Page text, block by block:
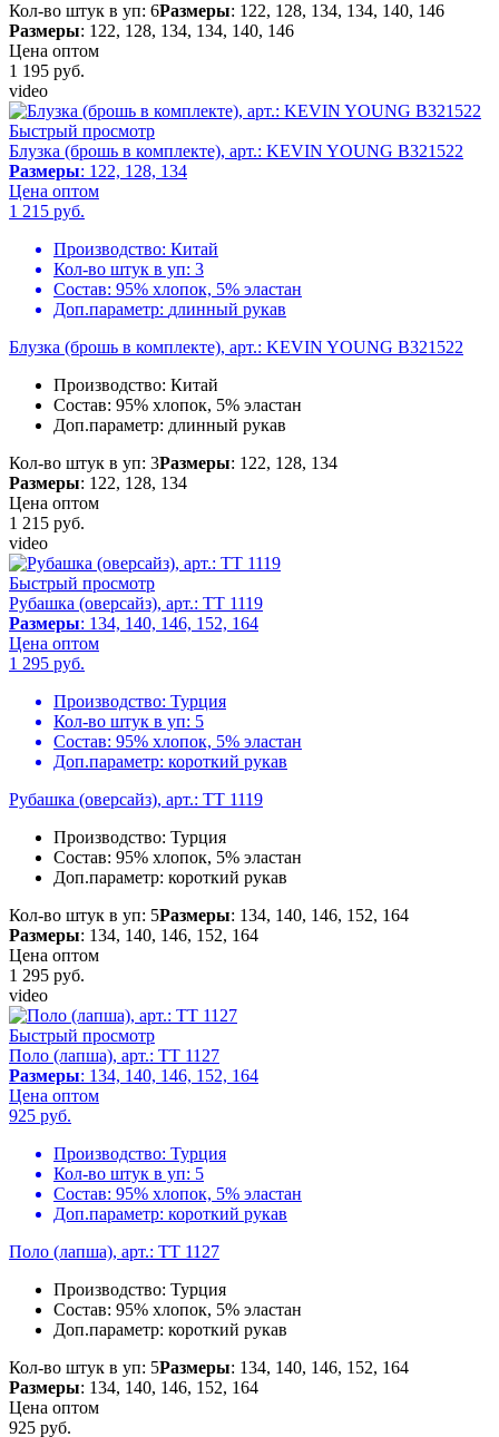
Кол-во штук в уп: 6Размеры: 122, 128, 134, 134, 140, 146
Размеры: 122, 128, 134, 134, 140, 146
Цена оптом
1 195 руб.
video
Быстрый просмотр
Блузка (брошь в комплекте), арт.: KEVIN YOUNG B321522
Размеры: 122, 128, 134
Цена оптом
1 215 руб.
Производство: Китай
Кол-во штук в уп: 3
Состав: 95% хлопок, 5% эластан
Доп.параметр: длинный рукав
Блузка (брошь в комплекте), арт.: KEVIN YOUNG B321522
Производство: Китай
Состав: 95% хлопок, 5% эластан
Доп.параметр: длинный рукав
Кол-во штук в уп: 3Размеры: 122, 128, 134
Размеры: 122, 128, 134
Цена оптом
1 215 руб.
video
Быстрый просмотр
Рубашка (оверсайз), арт.: TT 1119
Размеры: 134, 140, 146, 152, 164
Цена оптом
1 295 руб.
Производство: Турция
Кол-во штук в уп: 5
Состав: 95% хлопок, 5% эластан
Доп.параметр: короткий рукав
Рубашка (оверсайз), арт.: TT 1119
Производство: Турция
Состав: 95% хлопок, 5% эластан
Доп.параметр: короткий рукав
Кол-во штук в уп: 5Размеры: 134, 140, 146, 152, 164
Размеры: 134, 140, 146, 152, 164
Цена оптом
1 295 руб.
video
Быстрый просмотр
Поло (лапша), арт.: TT 1127
Размеры: 134, 140, 146, 152, 164
Цена оптом
925 руб.
Производство: Турция
Кол-во штук в уп: 5
Состав: 95% хлопок, 5% эластан
Доп.параметр: короткий рукав
Поло (лапша), арт.: TT 1127
Производство: Турция
Состав: 95% хлопок, 5% эластан
Доп.параметр: короткий рукав
Кол-во штук в уп: 5Размеры: 134, 140, 146, 152, 164
Размеры: 134, 140, 146, 152, 164
Цена оптом
925 руб.